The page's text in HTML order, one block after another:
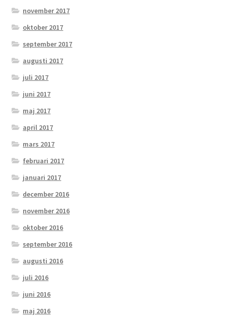
november 2017
oktober 2017
september 2017
augusti 2017
juli 2017
juni 2017
maj 2017
april 2017
mars 2017
februari 2017
januari 2017
december 2016
november 2016
oktober 2016
september 2016
augusti 2016
juli 2016
juni 2016
maj 2016